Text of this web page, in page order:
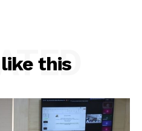
this